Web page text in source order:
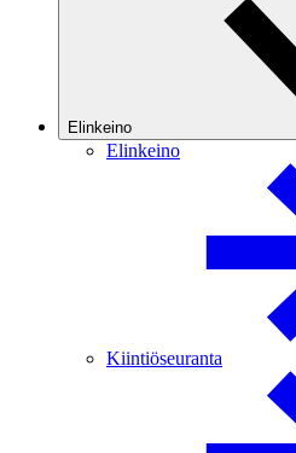
Elinkeino
Elinkeino
Kiintiöseuranta